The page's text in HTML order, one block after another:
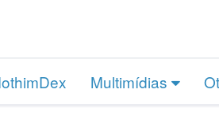
Multimídias